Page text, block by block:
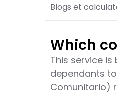
Blogs et
Which
This service
dependants
Comunitario)